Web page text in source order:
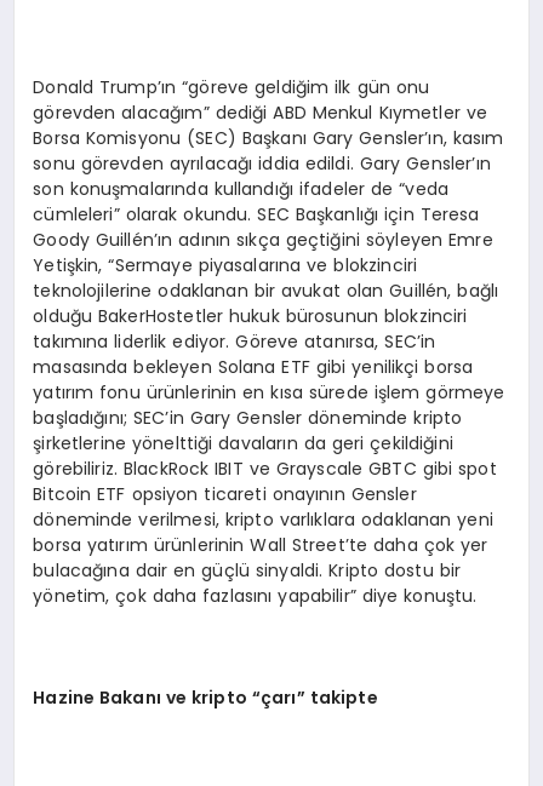
Donald Trump’ın “göreve geldiğim ilk gün onu
görevden alacağım” dediği ABD Menkul Kıymetler ve
Borsa Komisyonu (SEC) Başkanı Gary Gensler’ın, kasım
sonu görevden ayrılacağı iddia edildi. Gary Gensler’ın
son konuşmalarında kullandığı ifadeler de “veda
cümleleri” olarak okundu. SEC Başkanlığı için Teresa
Goody Guillén’ın adının sıkça geçtiğini söyleyen Emre
Yetişkin, “Sermaye piyasalarına ve blokzinciri
teknolojilerine odaklanan bir avukat olan Guillén, bağlı
olduğu BakerHostetler hukuk bürosunun blokzinciri
takımına liderlik ediyor. Göreve atanırsa, SEC’in
masasında bekleyen Solana ETF gibi yenilikçi borsa
yatırım fonu ürünlerinin en kısa sürede işlem görmeye
başladığını; SEC’in Gary Gensler döneminde kripto
şirketlerine yönelttiği davaların da geri çekildiğini
görebiliriz. BlackRock IBIT ve Grayscale GBTC gibi spot
Bitcoin ETF opsiyon ticareti onayının Gensler
döneminde verilmesi, kripto varlıklara odaklanan yeni
borsa yatırım ürünlerinin Wall Street’te daha çok yer
bulacağına dair en güçlü sinyaldi. Kripto dostu bir
yönetim, çok daha fazlasını yapabilir” diye konuştu.
Hazine Bakanı ve kripto “çarı” takipte